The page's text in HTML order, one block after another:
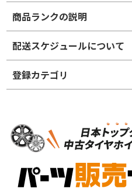
商品ランクの説明
※商品ランクは出品者の主観に
かじめご了
ホイールランク
S
品）
配送スケジュールについて
登録カテゴリ
タイヤのみ